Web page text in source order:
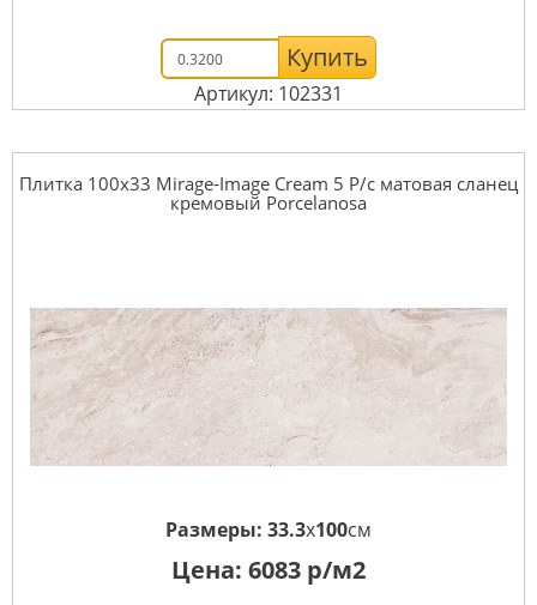
Купить
Артикул: 102331
Плитка 100x33 Mirage-Image Cream 5 P/c матовая сланец
кремовый Porcelanosa
Размеры: 33.3x100см
Цена: 6083 р/м2